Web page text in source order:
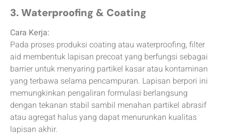
3. Waterproofing & Coating
Cara Kerja:
Pada proses produksi coating atau waterproofing, filter
aid membentuk lapisan precoat yang berfungsi sebagai
barrier untuk menyaring partikel kasar atau kontaminan
yang terbawa selama pencampuran. Lapisan berpori ini
memungkinkan pengaliran formulasi berlangsung
dengan tekanan stabil sambil menahan partikel abrasif
atau agregat halus yang dapat menurunkan kualitas
lapisan akhir.